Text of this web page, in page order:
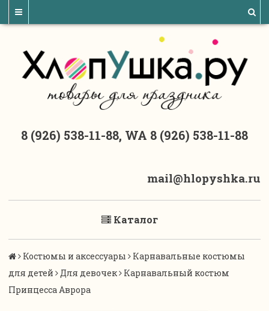
8 (926) 538-11-88, WA 8 (926) 538-11-88
mail@hlopyshka.ru
Каталог
Костюмы и аксессуары
Карнавальные костюмы
для детей
Для девочек
Карнавальный костюм
Принцесса Аврора